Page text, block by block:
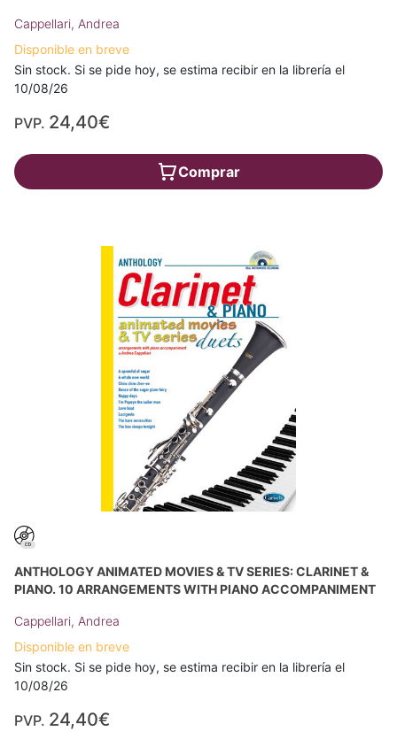
Cappellari, Andrea
Disponible en breve
Sin stock. Si se pide hoy, se estima recibir en la librería el
10/08/26
PVP. 24,40€
Comprar
ANTHOLOGY ANIMATED MOVIES & TV SERIES: CLARINET &
PIANO. 10 ARRANGEMENTS WITH PIANO ACCOMPANIMENT
Cappellari, Andrea
Disponible en breve
Sin stock. Si se pide hoy, se estima recibir en la librería el
10/08/26
PVP. 24,40€